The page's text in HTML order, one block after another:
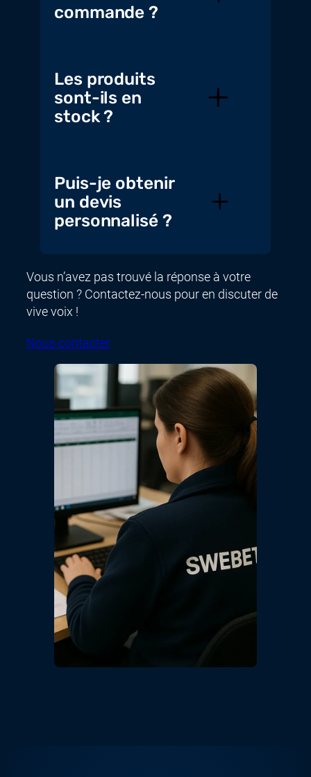
commande ?
Les produits
sont-ils en
stock ?
Puis-je obtenir
un devis
personnalisé ?
Vous n’avez pas trouvé la réponse à votre
question ? Contactez-nous pour en discuter de
vive voix !
Nous contacter